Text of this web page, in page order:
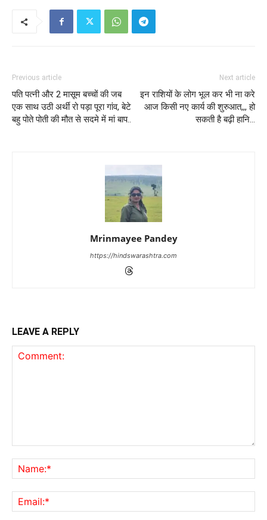
Previous article
पति पत्नी और 2 मासूम बच्चों की जब
एक साथ उठी अर्थी रो पड़ा पूरा गांव, बेटे
बहु पोते पोती की मौत से सदमे में मां बाप..
Next article
इन राशियों के लोग भूल कर भी ना करे
आज किसी नए कार्य की शुरुआत,,, हो
सकती है बढ़ी हानि…
Mrinmayee Pandey
https://hindswarashtra.com
LEAVE A REPLY